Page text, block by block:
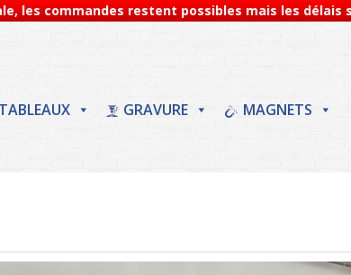
les commandes restent possibles mais les délais
TABLEAUX GRAVURE
MAGNETS